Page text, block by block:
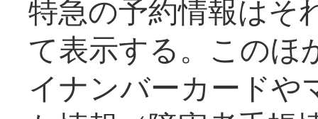
特急の予約情報はそ
て表示する。このほ
イナンバーカードや